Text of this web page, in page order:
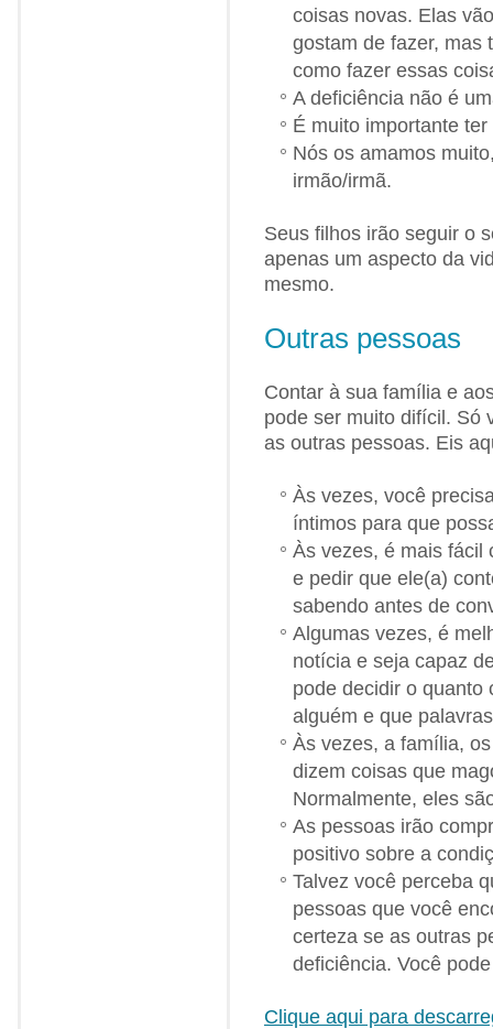
coisas novas. Elas
gostam de fazer, mas
como fazer essas
A deficiência não é
É muito importante
Nós os amamos
irmão/irmã.
Seus filhos irão seguir o
apenas um aspecto da
mesmo.
Outras pessoas
Contar à sua família e
pode ser muito difícil. Só
as outras pessoas. Eis
Às vezes, você
íntimos para que
Às vezes, é mais fácil
e pedir que ele(a)
sabendo antes de
Algumas vezes, é
notícia e seja capaz
pode decidir o quanto
alguém e que
Às vezes, a família,
dizem coisas que
Normalmente, eles
As pessoas irão
positivo sobre a
Talvez você perceba
pessoas que você
certeza se as outras
deficiência. Você
Clique aqui para